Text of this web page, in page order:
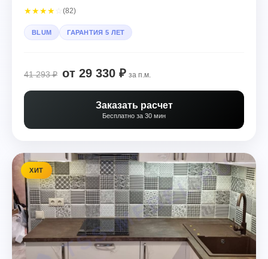
★★★★ (82)
BLUM ГАРАНТИЯ 5 ЛЕТ
41 293 ₽ от 29 330 ₽ за п.м.
Заказать расчет
Бесплатно за 30 мин
ХИТ